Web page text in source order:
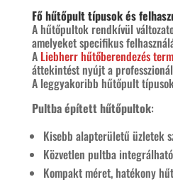
Fő hűtőpult típusok és
A hűtőpultok rendkívül
amelyeket specifikus
A Liebherr hűtőberendezés
áttekintést nyújt a
A leggyakoribb hűtőpult
Pultba épített hűtőpultok:
Kisebb alapterületű üzletek
Közvetlen pultba
Kompakt méret, hatékony